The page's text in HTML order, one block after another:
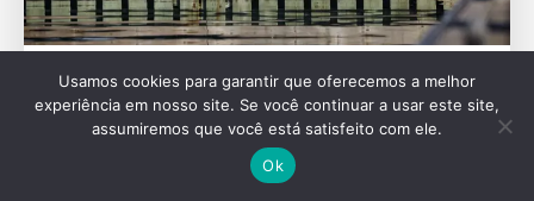
MOTOCICLETAS
Triumph encerra ano fiscal de 2026 com
expansão de portfólio e rede no Brasil
Usamos cookies para garantir que oferecemos a melhor
experiência em nosso site. Se você continuar a usar este site,
assumiremos que você está satisfeito com ele.
Ok